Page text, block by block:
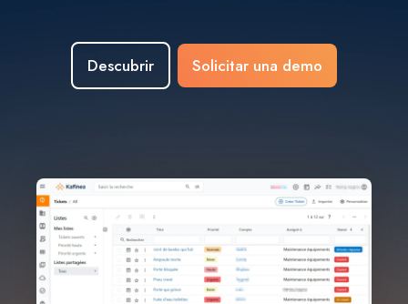
Descubrir Solicitar una demo